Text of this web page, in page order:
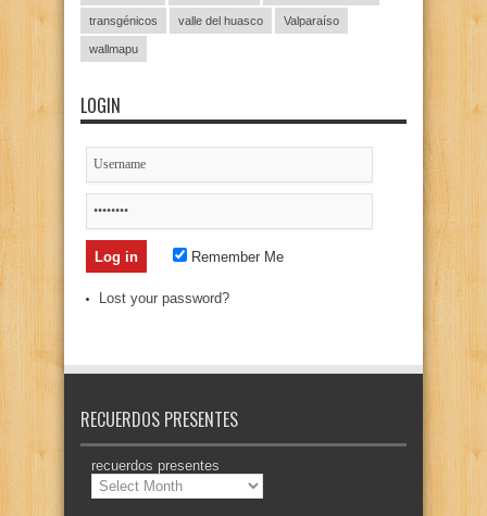
transgénicos valle del huasco Valparaíso
wallmapu
LOGIN
Remember Me
Lost your password?
RECUERDOS PRESENTES
recuerdos presentes